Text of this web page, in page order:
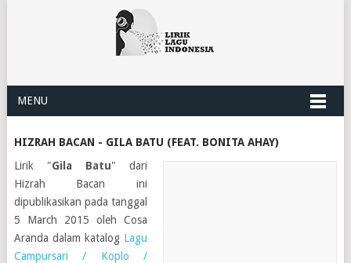
MENU
HIZRAH BACAN - GILA BATU (FEAT. BONITA AHAY)
Lirik "Gila Batu" dari
Hizrah Bacan ini
dipublikasikan pada tanggal
5 March 2015 oleh Cosa
Aranda dalam katalog Lagu
Campursari / Koplo /